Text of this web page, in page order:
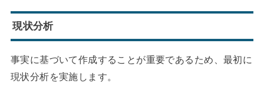
現状分析
事実に基づいて作成することが重要であるため、最初に
現状分析を実施します。